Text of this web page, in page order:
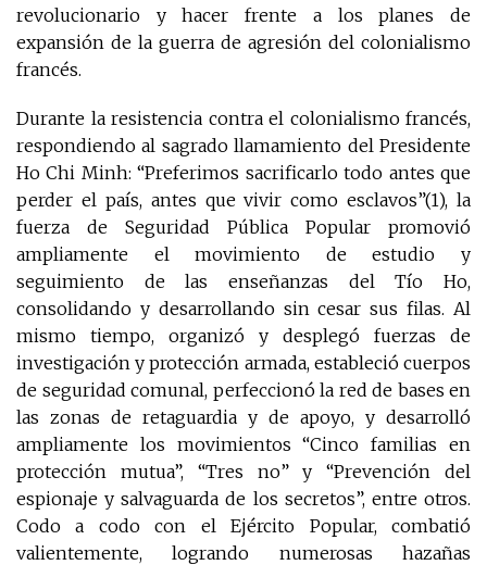
revolucionario y hacer frente a los planes de
expansión de la guerra de agresión del colonialismo
francés.
Durante la resistencia contra el colonialismo francés,
respondiendo al sagrado llamamiento del Presidente
Ho Chi Minh: “Preferimos sacrificarlo todo antes que
perder el país, antes que vivir como esclavos”(1), la
fuerza de Seguridad Pública Popular promovió
ampliamente el movimiento de estudio y
seguimiento de las enseñanzas del Tío Ho,
consolidando y desarrollando sin cesar sus filas. Al
mismo tiempo, organizó y desplegó fuerzas de
investigación y protección armada, estableció cuerpos
de seguridad comunal, perfeccionó la red de bases en
las zonas de retaguardia y de apoyo, y desarrolló
ampliamente los movimientos “Cinco familias en
protección mutua”, “Tres no” y “Prevención del
espionaje y salvaguarda de los secretos”, entre otros.
Codo a codo con el Ejército Popular, combatió
valientemente, logrando numerosas hazañas